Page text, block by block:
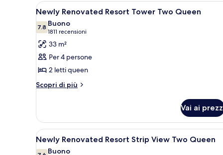
Apri
tutte
le
foto
per
Newly
Renovated
Resort
Queen
Camera d'albergo con due
4
Newly Renovated Resort Tower Two Queen
7.87.8 su 10
Buono
1811 recensioni
(1811
recensioni)
33 m²
Per 4 persone
2 letti queen
Scopri di più
Altri
Renovated
Resort
Tower
Two
Vai ai
Apri
tutte
Camera d'albergo con due
5
Newly Renovated Resort Strip View Two Queen
Buono